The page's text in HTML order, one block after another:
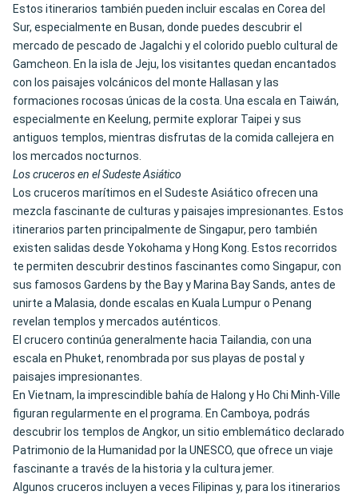
Estos itinerarios también pueden incluir escalas en Corea del
Sur, especialmente en Busan, donde puedes descubrir el
mercado de pescado de Jagalchi y el colorido pueblo cultural de
Gamcheon. En la isla de Jeju, los visitantes quedan encantados
con los paisajes volcánicos del monte Hallasan y las
formaciones rocosas únicas de la costa. Una escala en Taiwán,
especialmente en Keelung, permite explorar Taipei y sus
antiguos templos, mientras disfrutas de la comida callejera en
los mercados nocturnos.
Los cruceros en el Sudeste Asiático
Los cruceros marítimos en el Sudeste Asiático ofrecen una
mezcla fascinante de culturas y paisajes impresionantes. Estos
itinerarios parten principalmente de Singapur, pero también
existen salidas desde Yokohama y Hong Kong. Estos recorridos
te permiten descubrir destinos fascinantes como Singapur, con
sus famosos Gardens by the Bay y Marina Bay Sands, antes de
unirte a Malasia, donde escalas en Kuala Lumpur o Penang
revelan templos y mercados auténticos.
El crucero continúa generalmente hacia Tailandia, con una
escala en Phuket, renombrada por sus playas de postal y
paisajes impresionantes.
En Vietnam, la imprescindible bahía de Halong y Ho Chi Minh-Ville
figuran regularmente en el programa. En Camboya, podrás
descubrir los templos de Angkor, un sitio emblemático declarado
Patrimonio de la Humanidad por la UNESCO, que ofrece un viaje
fascinante a través de la historia y la cultura jemer.
Algunos cruceros incluyen a veces Filipinas y, para los itinerarios